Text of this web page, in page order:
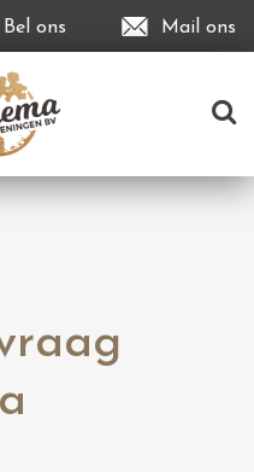
Bel ons Mail ons